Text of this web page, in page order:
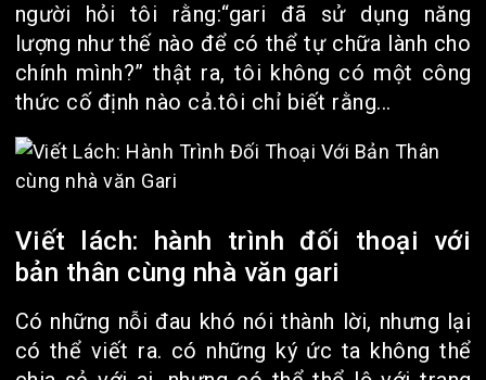
người hỏi tôi rằng:“gari đã sử dụng năng
lượng như thế nào để có thể tự chữa lành cho
chính mình?” thật ra, tôi không có một công
thức cố định nào cả.tôi chỉ biết rằng...
Viết lách: hành trình đối thoại với
bản thân cùng nhà văn gari
Có những nỗi đau khó nói thành lời, nhưng lại
có thể viết ra. có những ký ức ta không thể